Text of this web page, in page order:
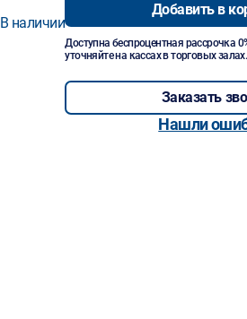
В наличии
Добавить в
Доступна беспроцентная рассрочка
уточняйте на кассах в торговых залах.
Заказать
Нашли